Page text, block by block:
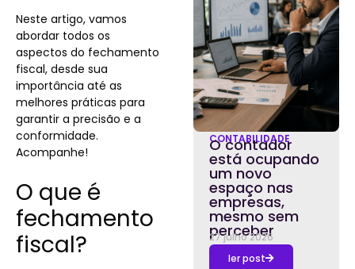
Neste artigo, vamos
abordar todos os
aspectos do fechamento
fiscal, desde sua
importância até as
melhores práticas para
garantir a precisão e a
conformidade.
Acompanhe!
O que é
fechamento
fiscal?
CONTABILIDADE
O contador
está ocupando
um novo
espaço nas
empresas,
mesmo sem
perceber
27 julho 2026
ler post